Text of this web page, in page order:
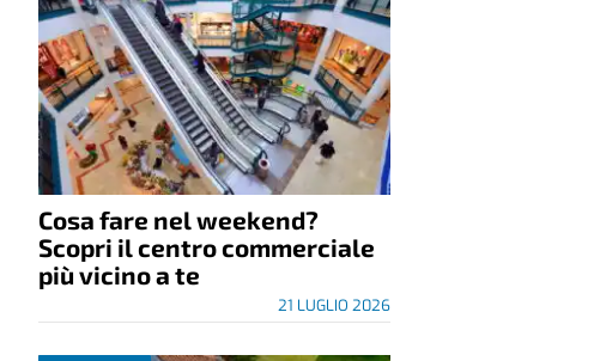
Cosa fare nel weekend?
Scopri il centro commerciale
più vicino a te
21 LUGLIO 2026